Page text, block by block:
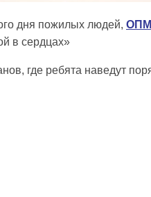
дня пожилых людей,
в сердцах»
где ребята наведут